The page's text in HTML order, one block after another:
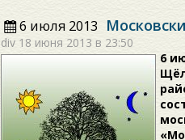
6 июля 2013
div 18 июня 2013 в 23:50
6